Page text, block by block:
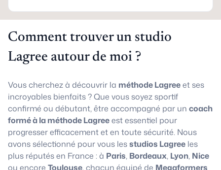
Comment trouver un studio
Lagree autour de moi ?
Vous cherchez à découvrir la méthode Lagreeet ses
incroyables bienfaits ? Que vous soyez sportif
confirmé ou débutant, être accompagné par un coach
formé à la méthode Lagreeest essentiel pour
progresser efficacement et en toute sécurité. Nous
avons sélectionné pour vous lesstudios Lagree les
plus réputés en France : à Paris, Bordeaux, Lyon, Nice
ou encore Toulouse, chacun équipé de Megaformers